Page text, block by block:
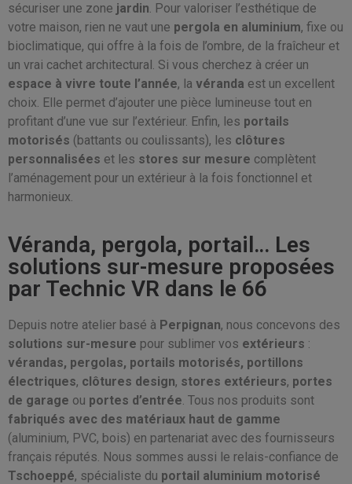
sécuriser une zone jardin. Pour valoriser l’esthétique de
votre maison, rien ne vaut une pergola en aluminium, fixe ou
bioclimatique, qui offre à la fois de l’ombre, de la fraîcheur et
un vrai cachet architectural. Si vous cherchez à créer un
espace à vivre toute l’année, la véranda est un excellent
choix. Elle permet d’ajouter une pièce lumineuse tout en
profitant d’une vue sur l’extérieur. Enfin, les portails
motorisés (battants ou coulissants), les clôtures
personnalisées et les stores sur mesure complètent
l’aménagement pour un extérieur à la fois fonctionnel et
harmonieux.
Véranda, pergola, portail… Les
solutions sur-mesure proposées
par Technic VR dans le 66
Depuis notre atelier basé à Perpignan, nous concevons des
solutions sur-mesure pour sublimer vos extérieurs :
vérandas, pergolas, portails motorisés, portillons
électriques, clôtures design, stores extérieurs, portes
de garage ou portes d’entrée . Tous nos produits sont
fabriqués avec des matériaux haut de gamme
(aluminium, PVC, bois) en partenariat avec des fournisseurs
français réputés. Nous sommes aussi le relais-confiance de
Tschoeppé, spécialiste du portail aluminium motorisé